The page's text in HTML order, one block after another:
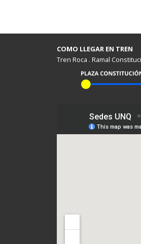
COMO LLEGAR EN TREN
Tren Roca . Ramal